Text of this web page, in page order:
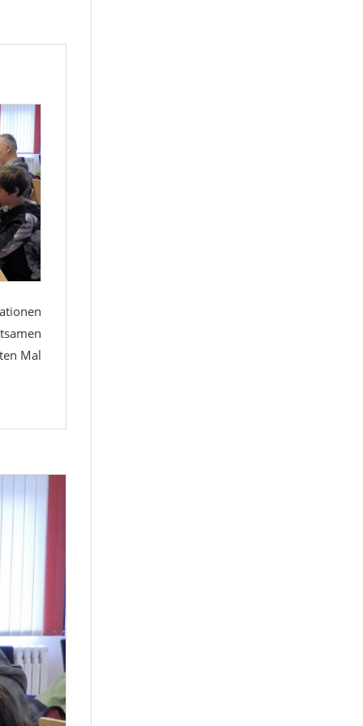
Mal